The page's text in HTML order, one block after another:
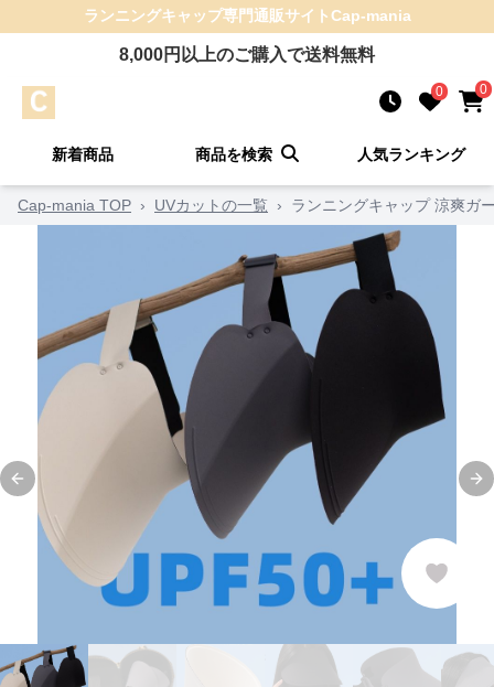
ランニングキャップ専門通販サイトCap-mania
8,000円以上のご購入で送料無料
0 0
新着商品 商品を検索 人気ランキング
Cap-mania TOP › UVカットの一覧 › ランニングキャップ 涼爽ガ
Previous slide